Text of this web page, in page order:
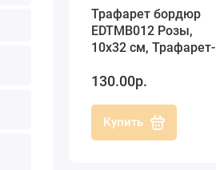
Трафарет бордюр
EDTMB012 Розы,
10х32 см, Трафарет-
130.00р.
Купить